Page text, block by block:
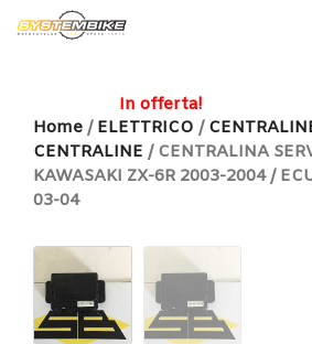
Home
Shop Moto
Shop Ricambi
Note Generali
Home / ELETTRICO /
CENTRALINE / CENTRALINA
KAWASAKI ZX-6R 2003-2004 /
03-04
In offerta!